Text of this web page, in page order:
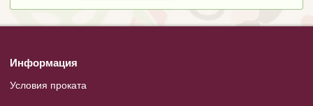
Информация
Условия проката